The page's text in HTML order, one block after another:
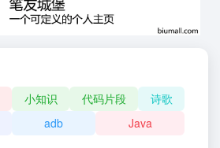
小知识 代码片段
诗歌
adb Java